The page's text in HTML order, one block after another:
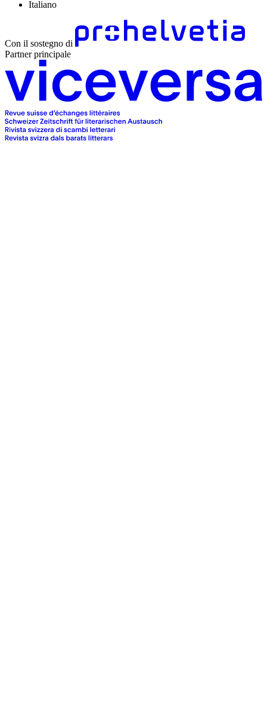
Italiano
Con il sostegno di
Partner principale